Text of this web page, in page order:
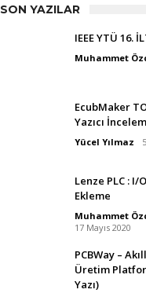
SON YAZILAR
IEEE YTÜ 16.
Muhammet
EcubMaker
Yazıcı
Yücel Yılmaz
Lenze PLC :
Ekleme
Muhammet
17 Mayıs 2020
PCBWay –
Üretim
Yazı)